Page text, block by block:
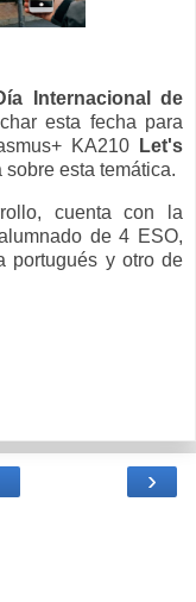
Internacional de
esta fecha para
KA210
Let's
sobre esta temática.
cuenta con la
de 4 ESO,
portugués y otro de
›